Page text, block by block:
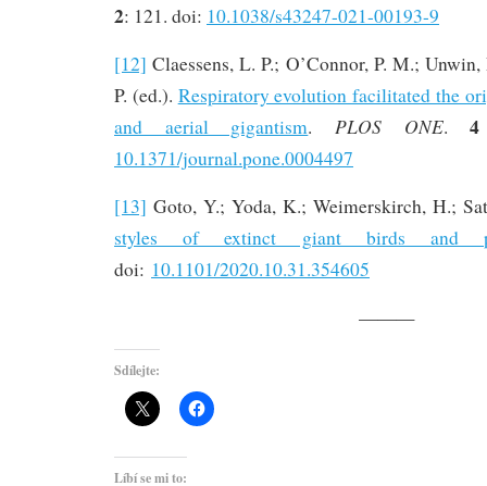
2: 121. doi: 10.1038/s43247-021-00193-9
[12] Claessens, L. P.; O’Connor, P. M.;
P. (ed.). Respiratory evolution facilitated the
and aerial gigantism.PLOS ONE.4
10.1371/journal.pone.0004497
[13] Goto, Y.; Yoda, K.; Weimerskirch, H.;
styles of extinct giant birds and
doi: 10.1101/2020.10.31.354605
———
Sdílejte:
Líbí se mi to: